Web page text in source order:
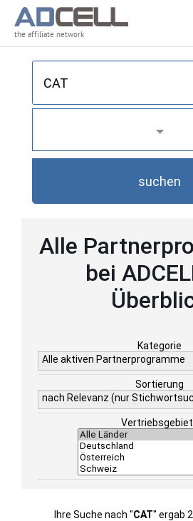
the affiliate network
suchen
Alle
bei
Kategorie
Alle aktiven Partnerprogramme
Sortierung
nach Relevanz (nur
Ihre Suche nach "CAT" ergab